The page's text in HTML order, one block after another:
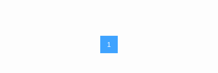
1